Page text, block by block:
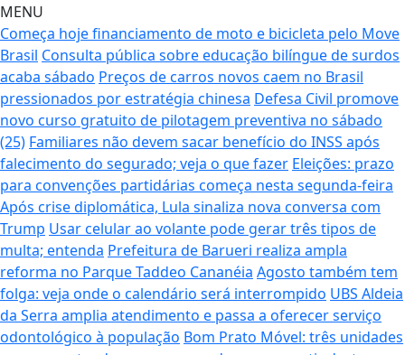
MENU
Começa hoje financiamento de moto e bicicleta pelo Move
Brasil Consulta pública sobre educação bilíngue de surdos
acaba sábado Preços de carros novos caem no Brasil
pressionados por estratégia chinesa Defesa Civil promove
novo curso gratuito de pilotagem preventiva no sábado
(25) Familiares não devem sacar benefício do INSS após
falecimento do segurado; veja o que fazer Eleições: prazo
para convenções partidárias começa nesta segunda-feira
Após crise diplomática, Lula sinaliza nova conversa com
Trump Usar celular ao volante pode gerar três tipos de
multa; entenda Prefeitura de Barueri realiza ampla
reforma no Parque Taddeo Cananéia Agosto também tem
folga: veja onde o calendário será interrompido UBS Aldeia
da Serra amplia atendimento e passa a oferecer serviço
odontológico à população Bom Prato Móvel: três unidades